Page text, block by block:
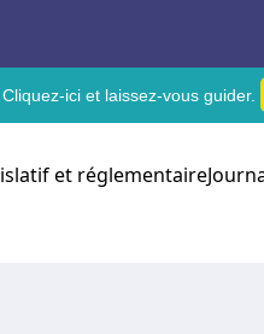
Cliquez-ici et laissez-vous guider.
et réglementaire